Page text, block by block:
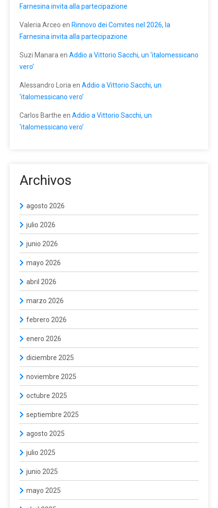
Farnesina invita alla partecipazione
Valeria Arceo en Rinnovo dei Comites nel 2026, la
Farnesina invita alla partecipazione
Suzi Manara en Addio a Vittorio Sacchi, un ‘italomessicano
vero’
Alessandro Loria en Addio a Vittorio Sacchi, un
‘italomessicano vero’
Carlos Barthe en Addio a Vittorio Sacchi, un
‘italomessicano vero’
Archivos
agosto 2026
julio 2026
junio 2026
mayo 2026
abril 2026
marzo 2026
febrero 2026
enero 2026
diciembre 2025
noviembre 2025
octubre 2025
septiembre 2025
agosto 2025
julio 2025
junio 2025
mayo 2025